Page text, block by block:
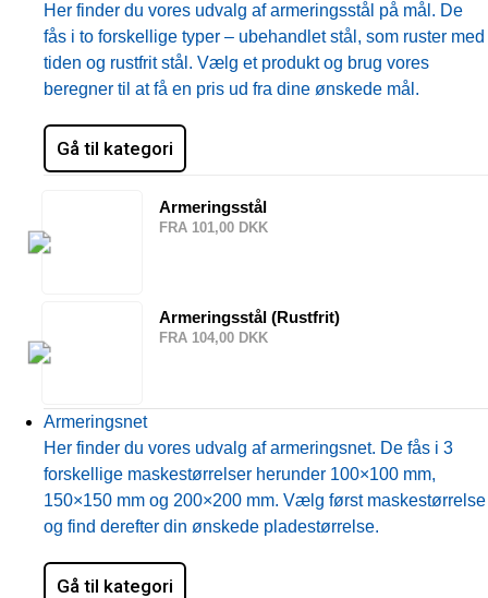
Her finder du vores udvalg af armeringsstål på mål. De
fås i to forskellige typer – ubehandlet stål, som ruster med
tiden og rustfrit stål. Vælg et produkt og brug vores
beregner til at få en pris ud fra dine ønskede mål.
Gå til kategori
Armeringsstål
FRA 101,00 DKK
Armeringsstål (Rustfrit)
FRA 104,00 DKK
Armeringsnet
Her finder du vores udvalg af armeringsnet. De fås i 3
forskellige maskestørrelser herunder 100×100 mm,
150×150 mm og 200×200 mm. Vælg først maskestørrelse
og find derefter din ønskede pladestørrelse.
Gå til kategori